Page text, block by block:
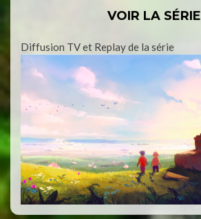
VOIR LA SÉRIE
Diffusion TV et Replay de la série